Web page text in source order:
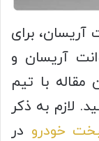
آریسان، برای
آریسان و
مقاله با تیم
لازم به ذکر
خودرو در